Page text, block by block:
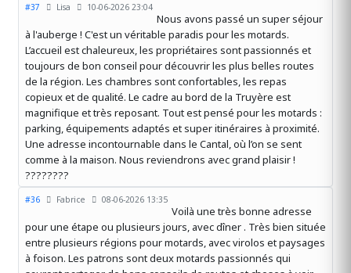
#37 Lisa 10-06-2026 23:04
Nous avons passé un super séjour
à l'auberge ! C'est un véritable paradis pour les motards.
L’accueil est chaleureux, les propriétaires sont passionnés et
toujours de bon conseil pour découvrir les plus belles routes
de la région. Les chambres sont confortables, les repas
copieux et de qualité. Le cadre au bord de la Truyère est
magnifique et très reposant. Tout est pensé pour les motards :
parking, équipements adaptés et super itinéraires à proximité.
Une adresse incontournable dans le Cantal, où l’on se sent
comme à la maison. Nous reviendrons avec grand plaisir !
????️????
#36 Fabrice 08-06-2026 13:35
Voilà une très bonne adresse
pour une étape ou plusieurs jours, avec dîner . Très bien située
entre plusieurs régions pour motards, avec virolos et paysages
à foison. Les patrons sont deux motards passionnés qui